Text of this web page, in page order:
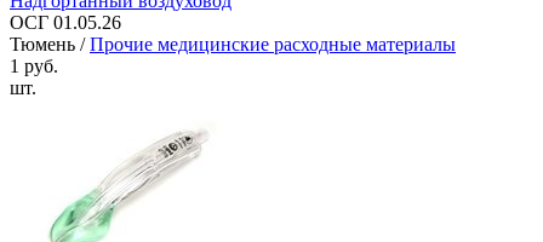
ОСГ 01.05.26
Тюмень /Прочие медицинские расходные материалы
1 руб.
шт.